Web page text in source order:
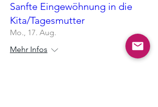
Sanfte Eingewöhnung in die
Kita/Tagesmutter
Mo., 17. Aug.
Mehr Infos